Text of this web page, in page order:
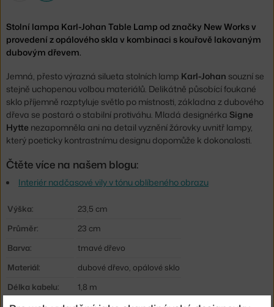
Stolní lampa Karl-Johan Table Lamp od značky New Works v
provedení z opálového skla v kombinaci s kouřově lakovaným
dubovým dřevem.
Jemná, přesto výrazná silueta stolních lamp Karl-Johan souzní se
stejně uchopenou volbou materiálů. Delikátně působící foukané
sklo příjemně rozptyluje světlo po místnosti, základna z dubového
dřeva se postará o stabilní protiváhu. Mladá designérka Signe
Hytte nezapomněla ani na detail vyznění žárovky uvnitř lampy,
který poeticky kontrastnímu designu dopomůže k dokonalosti.
Čtěte více na našem blogu:
Interiér nadčasové vily v tónu oblíbeného obrazu
Výška:
23,5 cm
Průměr:
23 cm
Barva:
tmavé dřevo
Materiál:
dubové dřevo, opálové sklo
Délka kabelu:
1,8 m